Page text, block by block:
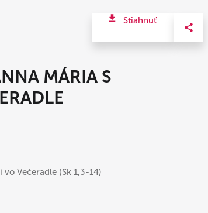
Stiahnuť
MÁRIA S
Večeradle (Sk 1,3-14)